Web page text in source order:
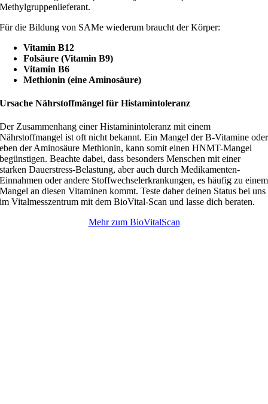
Methylgruppenlieferant.
Für die Bildung von SAMe wiederum braucht der Körper:
Vitamin B12
Folsäure (Vitamin B9)
Vitamin B6
Methionin (eine Aminosäure)
Ursache Nährstoffmängel für Histamintoleranz
Der Zusammenhang einer Histaminintoleranz mit einem
Nährstoffmangel ist oft nicht bekannt. Ein Mangel der B-Vitamine oder
eben der Aminosäure Methionin, kann somit einen HNMT-Mangel
begünstigen. Beachte dabei, dass besonders Menschen mit einer
starken Dauerstress-Belastung, aber auch durch Medikamenten-
Einnahmen oder andere Stoffwechselerkrankungen, es häufig zu einem
Mangel an diesen Vitaminen kommt. Teste daher deinen Status bei uns
im Vitalmesszentrum mit dem BioVital-Scan und lasse dich beraten.
Mehr zum BioVitalScan